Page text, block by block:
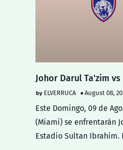
Johor Darul Ta'zim vs
ELVERRUCA August 08,
Este Domingo, 09 de
(Miami) se enfrentarán
Estadio Sultan